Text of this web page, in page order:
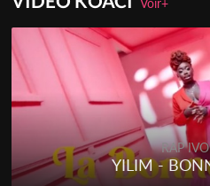
Voir+
RAP
YILIM -